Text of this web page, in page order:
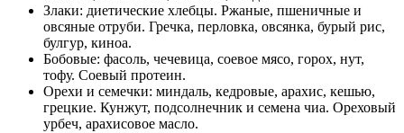
Злаки: диетические хлебцы. Ржаные, пшеничные и
овсяные отруби. Гречка, перловка, овсянка, бурый рис,
булгур, киноа.
Бобовые: фасоль, чечевица, соевое мясо, горох, нут,
тофу. Соевый протеин.
Орехи и семечки: миндаль, кедровые, арахис, кешью,
грецкие. Кунжут, подсолнечник и семена чиа. Ореховый
урбеч, арахисовое масло.